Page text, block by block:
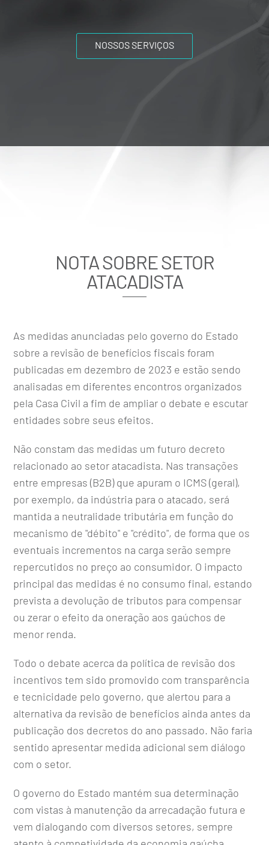
NOSSOS SERVIÇOS
NOTA SOBRE SETOR
ATACADISTA
As medidas anunciadas pelo governo do Estado
sobre a revisão de benefícios fiscais foram
publicadas em dezembro de 2023 e estão sendo
analisadas em diferentes encontros organizados
pela Casa Civil a fim de ampliar o debate e escutar
entidades sobre seus efeitos.
Não constam das medidas um futuro decreto
relacionado ao setor atacadista. Nas transações
entre empresas (B2B) que apuram o ICMS (geral),
por exemplo, da indústria para o atacado, será
mantida a neutralidade tributária em função do
mecanismo de "débito" e "crédito", de forma que os
eventuais incrementos na carga serão sempre
repercutidos no preço ao consumidor. O impacto
principal das medidas é no consumo final, estando
prevista a devolução de tributos para compensar
ou zerar o efeito da oneração aos gaúchos de
menor renda.
Todo o debate acerca da política de revisão dos
incentivos tem sido promovido com transparência
e tecnicidade pelo governo, que alertou para a
alternativa da revisão de benefícios ainda antes da
publicação dos decretos do ano passado. Não faria
sentido apresentar medida adicional sem diálogo
com o setor.
O governo do Estado mantém sua determinação
com vistas à manutenção da arrecadação futura e
vem dialogando com diversos setores, sempre